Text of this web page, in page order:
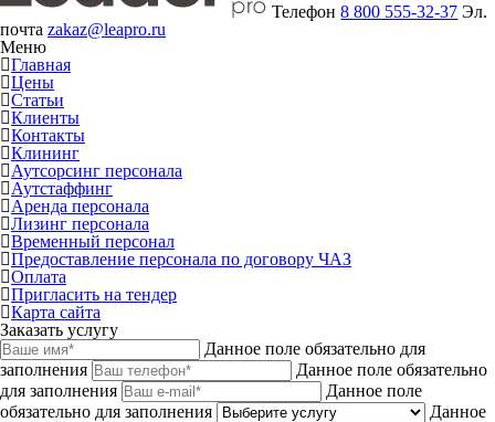
Телефон8 800 555-32-37 Эл.
почта zakaz@leapro.ru
Меню
Главная
Цены
Статьи
Клиенты
Контакты
Клининг
Аутсорсинг персонала
Аутстаффинг
Аренда персонала
Лизинг персонала
Временный персонал
Предоставление персонала по договору ЧАЗ
Оплата
Пригласить на тендер
Карта сайта
Заказать услугу
Данное поле обязательно для
заполнения
Данное поле обязательно
для заполнения
Данное поле
обязательно для заполнения
Данное